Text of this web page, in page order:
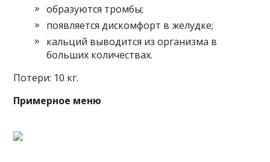
образуются тромбы;
появляется дискомфорт в желудке;
кальций выводится из организма в
больших количествах.
Потери: 10 кг.
Примерное меню